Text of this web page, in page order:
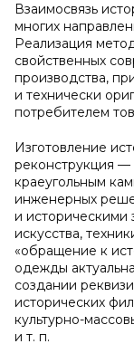
Взаимосвязь
многих
Реализация
свойственных
производства,
и технически
потребителем
Изготовление
реконструкция —
краеугольным
инженерных
и
искусства,
«обращение к
одежды
создании
исторических
культурно-
и т. п.